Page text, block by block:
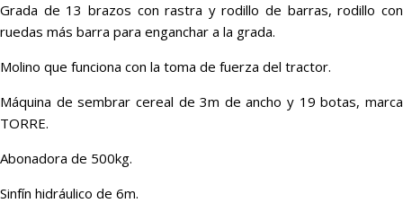
Grada de 13 brazos con rastra y rodillo de barras, rodillo con
ruedas más barra para enganchar a la grada.
Molino que funciona con la toma de fuerza del tractor.
Máquina de sembrar cereal de 3m de ancho y 19 botas, marca
TORRE.
Abonadora de 500kg.
Sinfín hidráulico de 6m.